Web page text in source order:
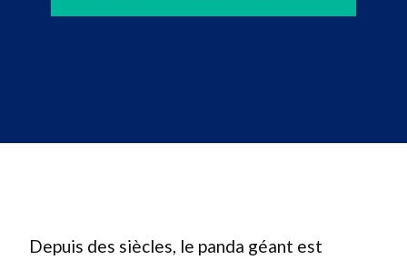
Depuis des siècles, le panda géant est